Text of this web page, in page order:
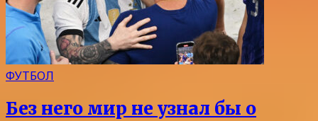
ФУТБОЛ
Без него мир не узнал бы о